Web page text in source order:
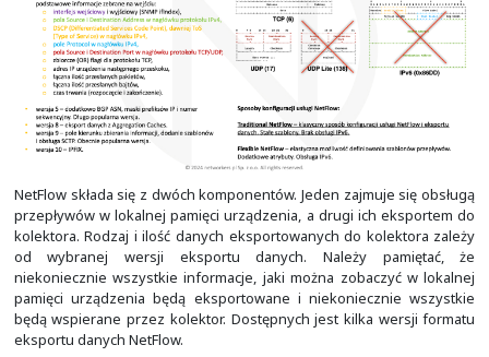
Informacja o aktywnych przepływach zbierane są w
Cache". Domyślnie, kiedy przepływ wygaśnie, jest
Cache" i może zostać wyeksportowany do
lub przeniesiony do któregoś z "Aggregation Caches".
"Aggregation Caches" wymaga ich wcześniejszego
Bez tego dane o przepływach są po prostu usuwane z
lub eksportowane, jeśli również zostało to wcześniej
skonfigurowane.